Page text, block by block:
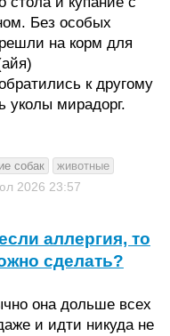
Без особых
на корм для
к другому
уколы мирадорг.
собак животные
2026 23:57
аллергия, то
сделать?
она дольше всех
и идти никуда не